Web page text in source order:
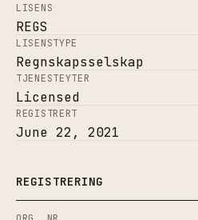
LISENS
REGS
LISENSTYPE
Regnskapsselskap
TJENESTEYTER
Licensed
REGISTRERT
June 22, 2021
REGISTRERING